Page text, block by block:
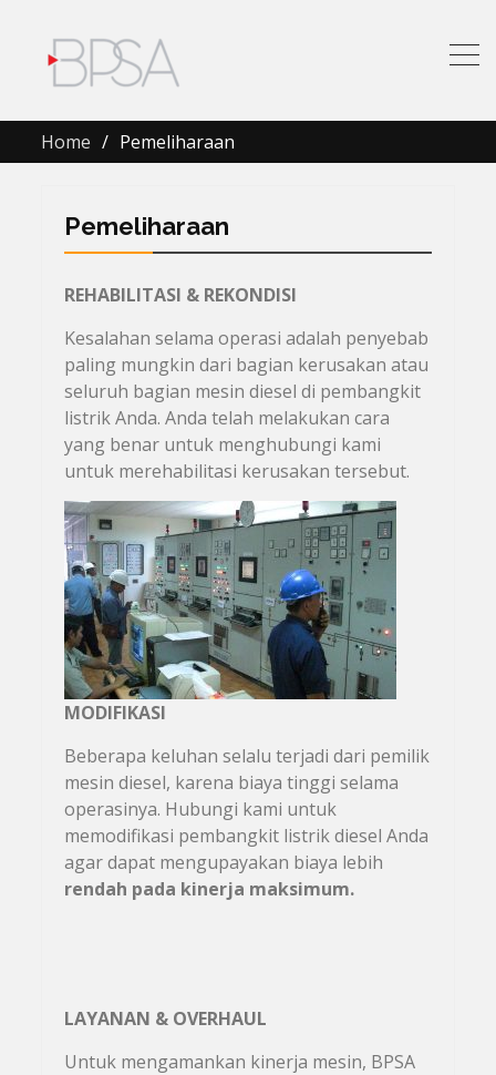
Home Pemeliharaan
Pemeliharaan
REHABILITASI & REKONDISI
Kesalahan selama operasi adalah penyebab
paling mungkin dari bagian kerusakan atau
seluruh bagian mesin diesel di pembangkit
listrik Anda. Anda telah melakukan cara
yang benar untuk menghubungi kami
untuk merehabilitasi kerusakan tersebut.
MODIFIKASI
Beberapa keluhan selalu terjadi dari pemilik
mesin diesel, karena biaya tinggi selama
operasinya. Hubungi kami untuk
memodifikasi pembangkit listrik diesel Anda
agar dapat mengupayakan biaya lebih
rendah pada kinerja maksimum.
LAYANAN & OVERHAUL
Untuk mengamankan kinerja mesin, BPSA